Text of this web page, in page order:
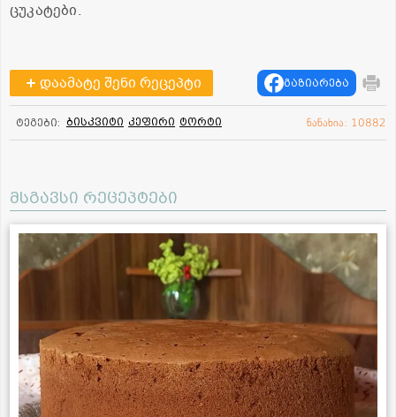
ცუკატები.
დაამატე შენი რეცეპტი გაზიარება
ტეგები: ბისკვიტი კეფირი ტორტი ნანახია: 10882
მსგავსი რეცეპტები